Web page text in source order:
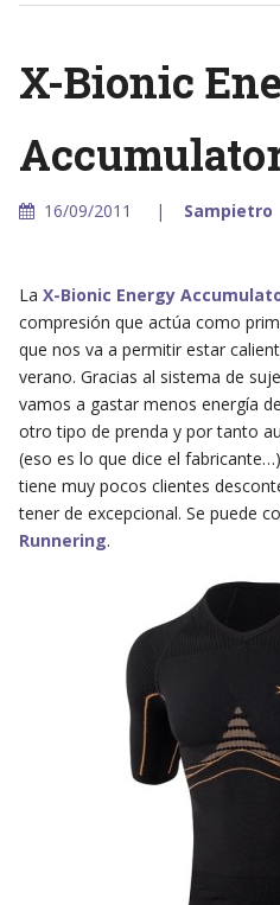
X-Bionic
16/09/2011 Sampietro
La X-Bionic Energy
compresión que actúa como
que nos va a permitir estar
verano. Gracias al sistema de
vamos a gastar menos energía
otro tipo de prenda y por tanto
(eso es lo que dice el
tiene muy pocos clientes
tener de excepcional. Se puede
Runnering.